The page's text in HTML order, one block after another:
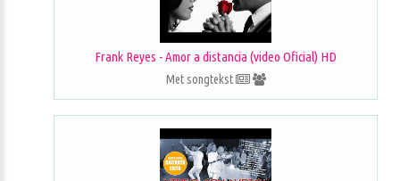
Frank Reyes - Amor a distancia (video Oficial) HD
Met songtekst